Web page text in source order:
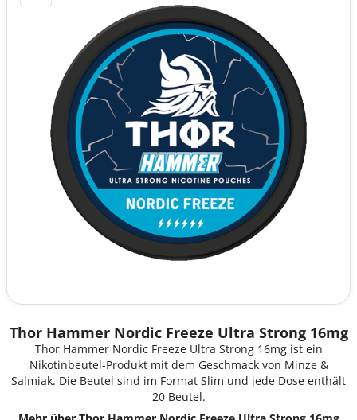
Thor Hammer Nordic Freeze Ultra Strong 16mg
Thor Hammer Nordic Freeze Ultra Strong 16mg ist ein
Nikotinbeutel-Produkt mit dem Geschmack von Minze &
Salmiak. Die Beutel sind im Format Slim und jede Dose enthält
20 Beutel.